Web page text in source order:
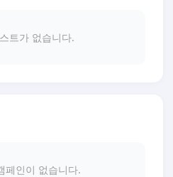
트가 없습니다.
페인이 없습니다.